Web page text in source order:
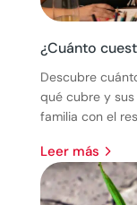
¿Cuánto
Descubre
qué cubre y
familia con el
leer más